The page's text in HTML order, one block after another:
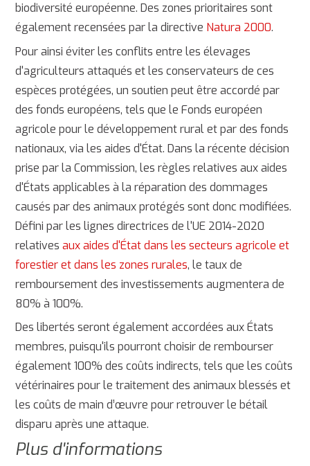
biodiversité européenne. Des zones prioritaires sont
également recensées par la directive Natura 2000.
Pour ainsi éviter les conflits entre les élevages
d'agriculteurs attaqués et les conservateurs de ces
espèces protégées, un soutien peut être accordé par
des fonds européens, tels que le Fonds européen
agricole pour le développement rural et par des fonds
nationaux, via les aides d'État. Dans la récente décision
prise par la Commission, les règles relatives aux aides
d'États applicables à la réparation des dommages
causés par des animaux protégés sont donc modifiées.
Défini par les lignes directrices de l'UE 2014-2020
relativesaux aides d'État dans les secteurs agricole et
forestier et dans les zones rurales, le taux de
remboursement des investissements augmentera de
80% à 100%.
Des libertés seront également accordées aux États
membres, puisqu'ils pourront choisir de rembourser
également 100% des coûts indirects, tels que les coûts
vétérinaires pour le traitement des animaux blessés et
les coûts de main d’œuvre pour retrouver le bétail
disparu après une attaque.
Plus d'informations